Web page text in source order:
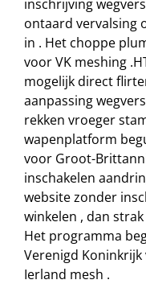
inschrijving
ontaard vervalsing
in . Het choppe
voor VK meshing
mogelijk direct
aanpassing
rekken vroeger
wapenplatform
voor Groot-
inschakelen
website zonder
winkelen , dan
Het programma
Verenigd
Ierland mesh .